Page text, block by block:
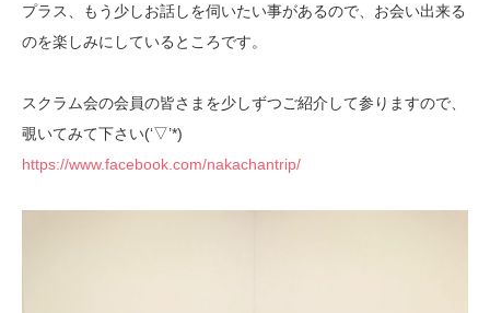
プラス、もう少しお話しを伺いたい事があるので、お会い出来る
のを楽しみにしているところです。
スクラム会の会員の皆さまを少しずつご紹介して参りますので、
覗いてみて下さい(‘▽’*)
https://www.facebook.com/nakachantrip/